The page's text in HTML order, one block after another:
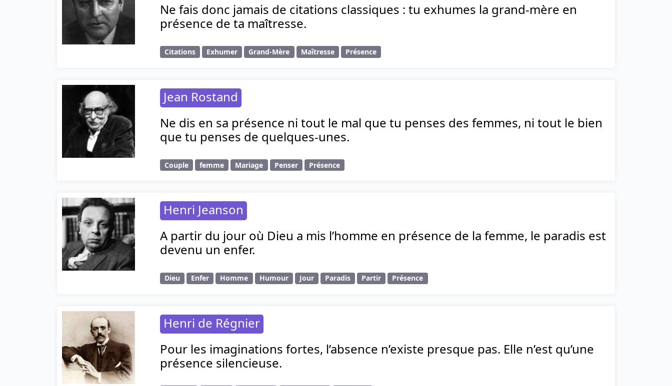
Ne fais donc jamais de citations classiques : tu exhumes la grand-mère en
présence de ta maîtresse.
Citations Exhumer Grand-Mère Maîtresse Présence
Jean Rostand
Ne dis en sa présence ni tout le mal que tu penses des femmes, ni tout le bien
que tu penses de quelques-unes.
Couple femme Mariage Penser Présence
Henri Jeanson
A partir du jour où Dieu a mis l’homme en présence de la femme, le paradis est
devenu un enfer.
Dieu Enfer Homme Humour Jour Paradis Partir Présence
Henri de Régnier
Pour les imaginations fortes, l’absence n’existe presque pas. Elle n’est qu’une
présence silencieuse.